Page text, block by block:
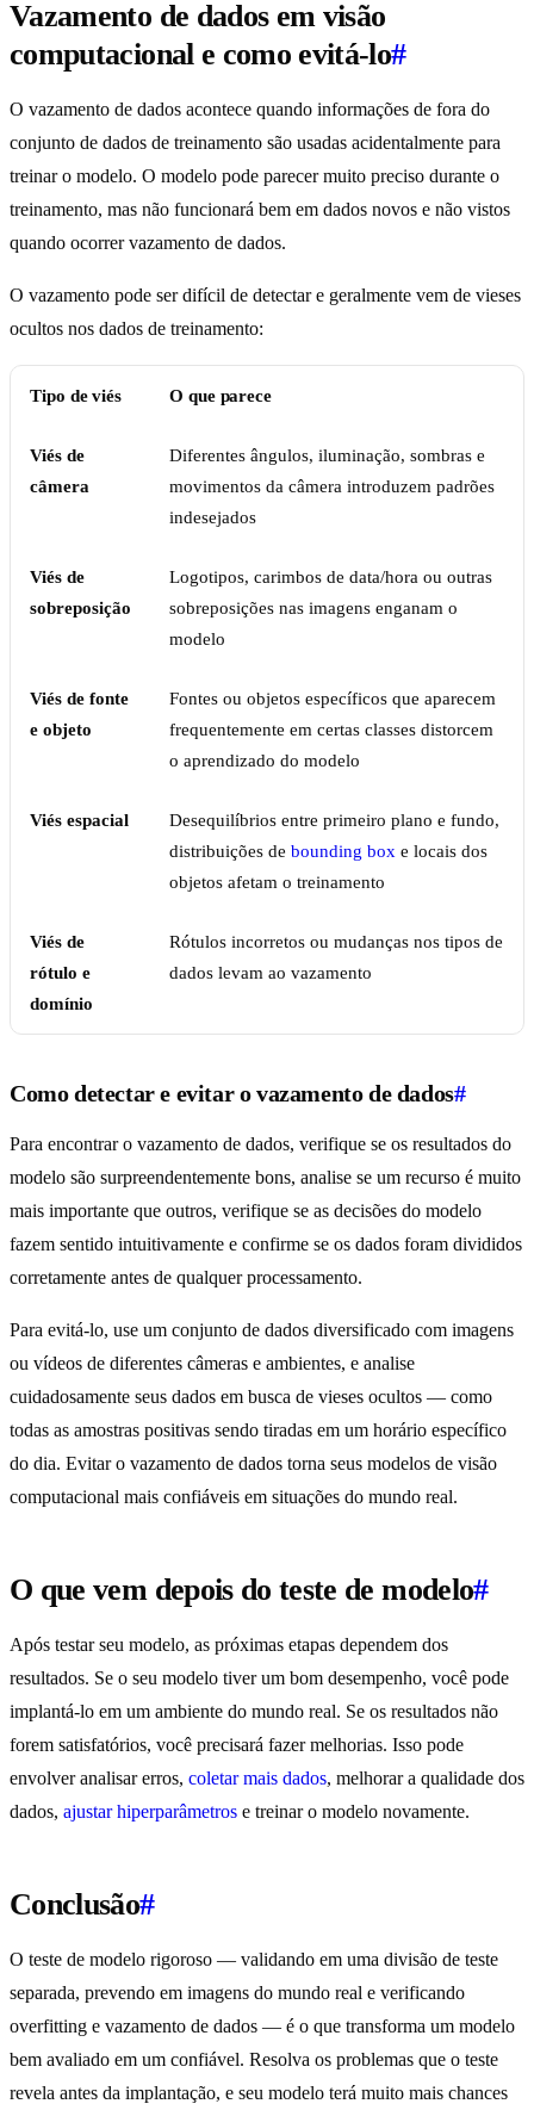
Vazamento de dados em visão
computacional e como evitá-lo#
O vazamento de dados acontece quando informações de fora do
conjunto de dados de treinamento são usadas acidentalmente para
treinar o modelo. O modelo pode parecer muito preciso durante o
treinamento, mas não funcionará bem em dados novos e não vistos
quando ocorrer vazamento de dados.
O vazamento pode ser difícil de detectar e geralmente vem de vieses
ocultos nos dados de treinamento:
Tipo de viés O que parece
Viés de
câmera
Diferentes ângulos, iluminação, sombras e
movimentos da câmera introduzem padrões
indesejados
Viés de
sobreposição
Logotipos, carimbos de data/hora ou outras
sobreposições nas imagens enganam o
modelo
Viés de fonte
e objeto
Fontes ou objetos específicos que aparecem
frequentemente em certas classes distorcem
o aprendizado do modelo
Viés espacial
Desequilíbrios entre primeiro plano e fundo,
distribuições de bounding box e locais dos
objetos afetam o treinamento
Viés de
rótulo e
domínio
Rótulos incorretos ou mudanças nos tipos de
dados levam ao vazamento
Como detectar e evitar o vazamento de dados#
Para encontrar o vazamento de dados, verifique se os resultados do
modelo são surpreendentemente bons, analise se um recurso é muito
mais importante que outros, verifique se as decisões do modelo
fazem sentido intuitivamente e confirme se os dados foram divididos
corretamente antes de qualquer processamento.
Para evitá-lo, use um conjunto de dados diversificado com imagens
ou vídeos de diferentes câmeras e ambientes, e analise
cuidadosamente seus dados em busca de vieses ocultos — como
todas as amostras positivas sendo tiradas em um horário específico
do dia. Evitar o vazamento de dados torna seus modelos de visão
computacional mais confiáveis em situações do mundo real.
O que vem depois do teste de modelo#
Após testar seu modelo, as próximas etapas dependem dos
resultados. Se o seu modelo tiver um bom desempenho, você pode
implantá-lo em um ambiente do mundo real. Se os resultados não
forem satisfatórios, você precisará fazer melhorias. Isso pode
envolver analisar erros, coletar mais dados, melhorar a qualidade dos
dados, ajustar hiperparâmetros e treinar o modelo novamente.
Conclusão#
O teste de modelo rigoroso — validando em uma divisão de teste
separada, prevendo em imagens do mundo real e verificando
overfitting e vazamento de dados — é o que transforma um modelo
bem avaliado em um confiável. Resolva os problemas que o teste
revela antes da implantação, e seu modelo terá muito mais chances